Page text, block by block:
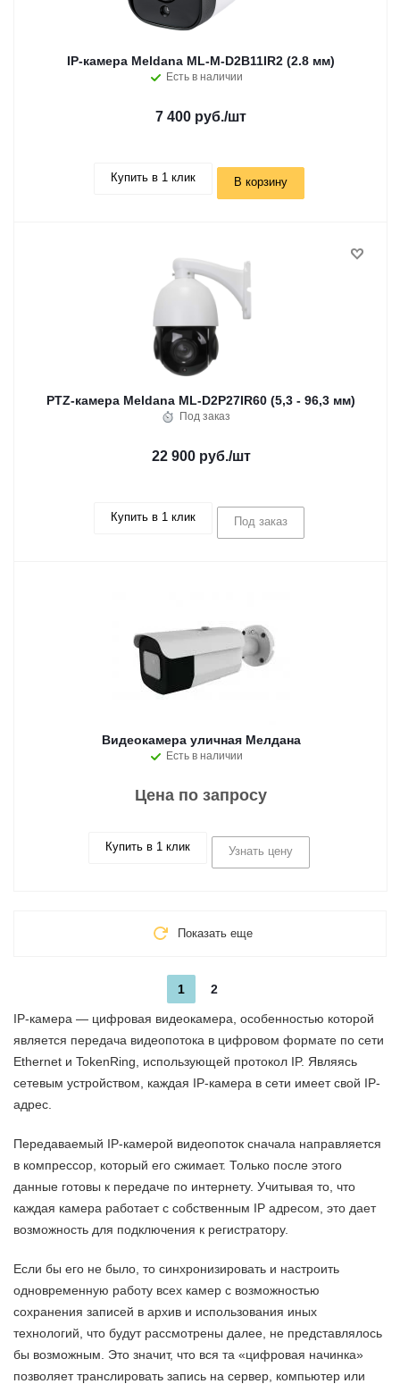
IP-камера Meldana ML-M-D2B11IR2 (2.8 мм)
Есть в наличии
7 400 руб./шт
Купить в 1 клик В корзину
PTZ-камера Meldana ML-D2P27IR60 (5,3 - 96,3 мм)
Под заказ
22 900 руб./шт
Купить в 1 клик Под заказ
Видеокамера уличная Мелдана
Есть в наличии
Цена по запросу
Купить в 1 клик Узнать цену
Показать еще
1 2
IP-камера — цифровая видеокамера, особенностью которой
является передача видеопотока в цифровом формате по сети
Ethernet и TokenRing, использующей протокол IP. Являясь
сетевым устройством, каждая IP-камера в сети имеет свой IP-
адрес.
Передаваемый IP-камерой видеопоток сначала направляется
в компрессор, который его сжимает. Только после этого
данные готовы к передаче по интернету. Учитывая то, что
каждая камера работает с собственным IP адресом, это дает
возможность для подключения к регистратору.
Если бы его не было, то синхронизировать и настроить
одновременную работу всех камер с возможностью
сохранения записей в архив и использования иных
технологий, что будут рассмотрены далее, не представлялось
бы возможным. Это значит, что вся та «цифровая начинка»
позволяет транслировать запись на сервер, компьютер или